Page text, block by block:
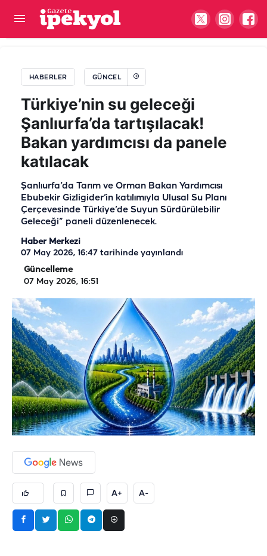
HABERLER GÜNCEL
Türkiye’nin su geleceği
Şanlıurfa’da tartışılacak!
Bakan yardımcısı da panele
katılacak
Şanlıurfa’da Tarım ve Orman Bakan Yardımcısı
Ebubekir Gizligider’in katılımıyla Ulusal Su Planı
Çerçevesinde Türkiye’de Suyun Sürdürülebilir
Geleceği” paneli düzenlenecek.
Haber Merkezi
07 May 2026, 16:47 tarihinde yayınlandı
Güncelleme
07 May 2026, 16:51
A+ A-
Şanlıurfa’da bu geceyi kaçıran çok üzülür: